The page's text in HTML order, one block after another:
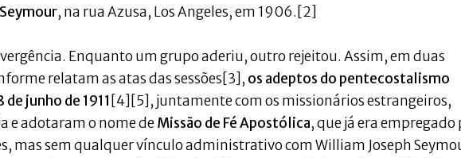
, na rua Azusa, Los Angeles, em 1906.[2]
Enquanto um grupo aderiu, outro rejeitou. Assim, em duas
relatam as atas das sessões[3], os adeptos do pentecostalismo
junho de 1911 [4][5], juntamente com os missionários estrangeiros,
e adotaram o nome deMissão de Fé Apostólica, que já era empregado
mas sem qualquer vínculo administrativo com William Joseph